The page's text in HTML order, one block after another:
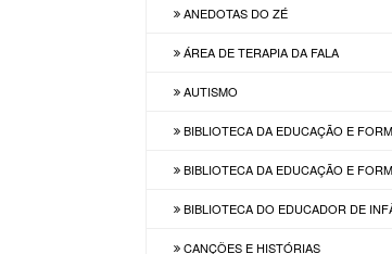
ANEDOTAS DO ZÉ
ÁREA DE TERAPIA DA FALA
AUTISMO
BIBLIOTECA DA EDUCAÇÃO E
BIBLIOTECA DA EDUCAÇÃO E
BIBLIOTECA DO EDUCADOR DE
CANÇÕES E HISTÓRIAS